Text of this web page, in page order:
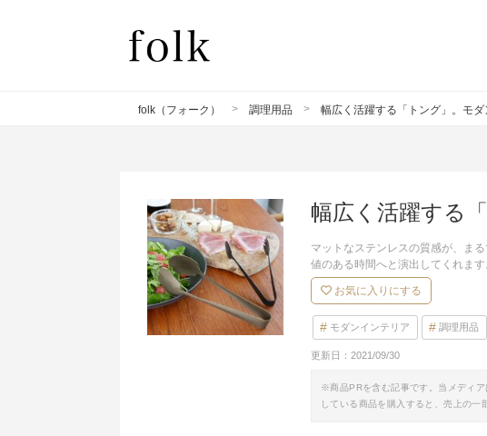
folk（フォーク） 調理用品 幅広く活躍する「トング」。モ
幅広く活躍する
マットなステンレスの質感が、ま
値のある時間へと演出してくれま
お気に入りにする
モダンインテリア 調理用品
更新日： 2021/09/30
※商品PRを含む記事です。当メディ
している商品を購入すると、売上の一